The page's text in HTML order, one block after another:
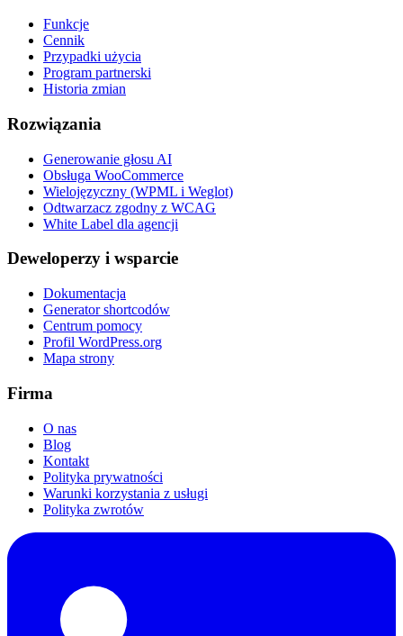
Funkcje
Cennik
Przypadki użycia
Program partnerski
Historia zmian
Rozwiązania
Generowanie głosu AI
Obsługa WooCommerce
Wielojęzyczny (WPML i Weglot)
Odtwarzacz zgodny z WCAG
White Label dla agencji
Deweloperzy i wsparcie
Dokumentacja
Generator shortcodów
Centrum pomocy
Profil WordPress.org
Mapa strony
Firma
O nas
Blog
Kontakt
Polityka prywatności
Warunki korzystania z usługi
Polityka zwrotów